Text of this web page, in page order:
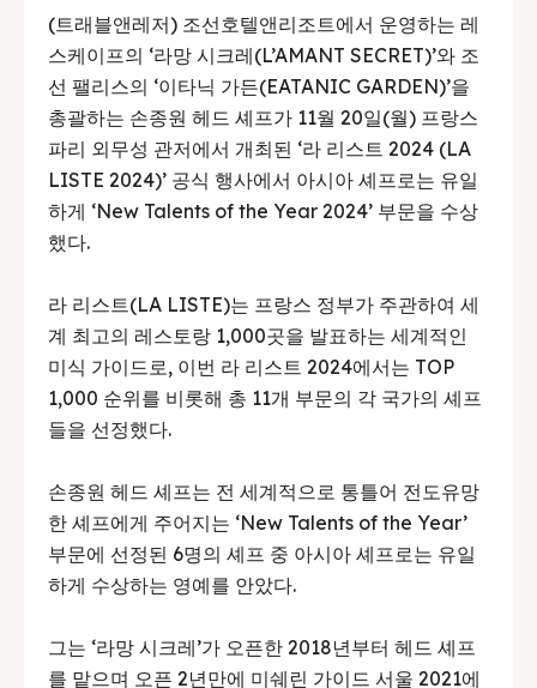
(트래블앤레저) 조선호텔앤리조트에서 운영하는 레
스케이프의 ‘라망 시크레(L’AMANT SECRET)’와 조
선 팰리스의 ‘이타닉 가든(EATANIC GARDEN)’을
총괄하는 손종원 헤드 셰프가 11월 20일(월) 프랑스
파리 외무성 관저에서 개최된 ‘라 리스트 2024 (LA
LISTE 2024)’ 공식 행사에서 아시아 셰프로는 유일
하게 ‘New Talents of the Year 2024’ 부문을 수상
했다.
라 리스트(LA LISTE)는 프랑스 정부가 주관하여 세
계 최고의 레스토랑 1,000곳을 발표하는 세계적인
미식 가이드로, 이번 라 리스트 2024에서는 TOP
1,000 순위를 비롯해 총 11개 부문의 각 국가의 셰프
들을 선정했다.
손종원 헤드 셰프는 전 세계적으로 통틀어 전도유망
한 셰프에게 주어지는 ‘New Talents of the Year’
부문에 선정된 6명의 셰프 중 아시아 셰프로는 유일
하게 수상하는 영예를 안았다.
그는 ‘라망 시크레’가 오픈한 2018년부터 헤드 셰프
를 맡으며 오픈 2년만에 미쉐린 가이드 서울 2021에